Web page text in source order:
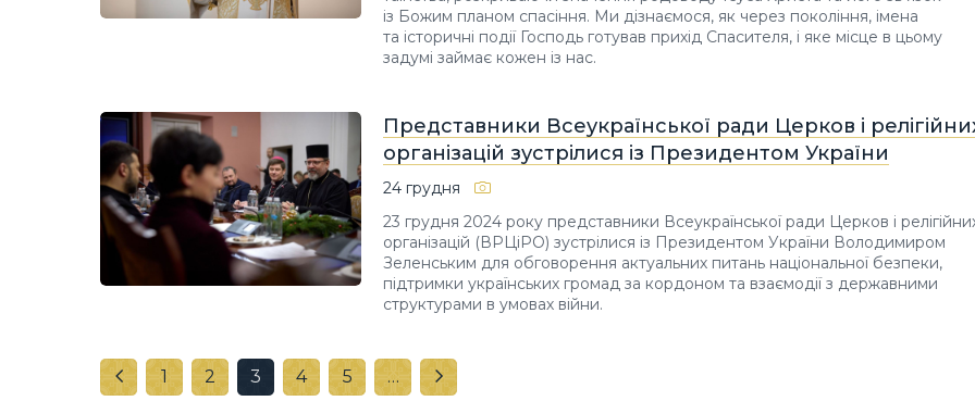
із Божим планом спасіння. Ми дізнаємося, як через покоління, імена
та історичні події Господь готував прихід Спасителя, і яке місце в цьому
задумі займає кожен із нас.
Представники Всеукраїнської ради Церков і
організацій зустрілися із Президентом України
24 грудня
23 грудня 2024 року представники Всеукраїнської ради Церков і
організацій (ВРЦіРО) зустрілися із Президентом України Володимиром
Зеленським для обговорення актуальних питань національної безпеки,
підтримки українських громад за кордоном та взаємодії з державними
структурами в умовах війни.
1 2 3 4 5 …